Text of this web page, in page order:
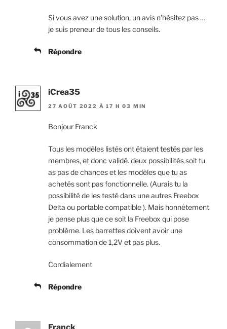
Si vous avez une solution, un avis n’hésitez pas …
je suis preneur de tous les conseils.
Répondre
iCrea35
27 AOÛT 2022 À 17 H 03 MIN
Bonjour Franck
Tous les modèles listés ont étaient testés par les
membres, et donc validé. deux possibilités soit tu
as pas de chances et les modèles que tu as
achetés sont pas fonctionnelle. (Aurais tu la
possibilité de les testé dans une autres Freebox
Delta ou portable compatible ). Mais honnêtement
je pense plus que ce soit la Freebox qui pose
problème. Les barrettes doivent avoir une
consommation de 1,2V et pas plus.
Cordialement
Répondre